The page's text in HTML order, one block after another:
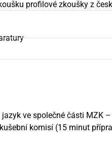
profilové zkoušky z
ve společné části MZK
komisí (15 minut